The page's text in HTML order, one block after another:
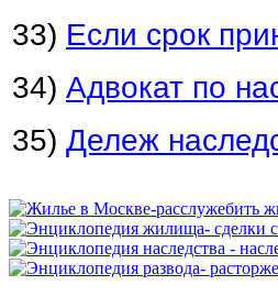
33) Если срок
34) Адвокат по
35) Дележ